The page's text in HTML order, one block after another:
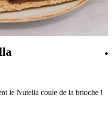
le Nutella coule de la brioche !